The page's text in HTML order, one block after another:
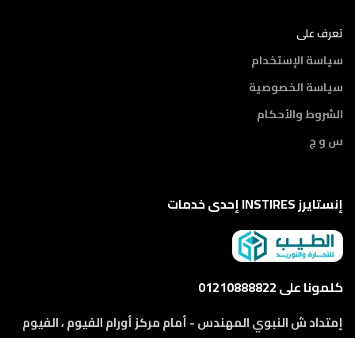
تعرف على
سياسة الإستخدام
سياسة الخصوصية
الشروط والأحكام
س و ج
إنستايرز INSTIRES إحدى خدمات
كلمونا على 01210888822
إمتداد ش النبوي المهندس - أمام مركز أورام الفيوم ، الفيوم